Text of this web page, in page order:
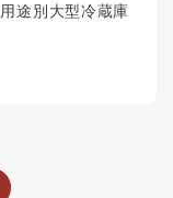
途別大型冷蔵庫